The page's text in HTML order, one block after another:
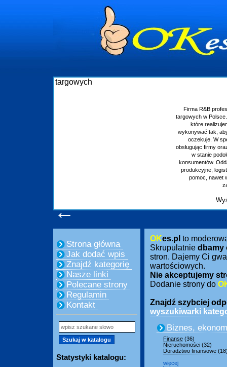
Budowa stoisk targowych
←
Strona główna
Jak dodać wpis
Znajdź kategorię
Nasze linki
Polecane strony
Regulamin
Kontakt
Statystyki katalogu:
OKes.pl to
Skrupulatnie dbamy
stron. Dajemy Ci
wartościowych.
Nie akceptujemy
Dodanie strony do
Znajdź szybciej
wyszukiwarki
Biznes,
Finanse (36)
Nieruchomości (32)
Doradztwo finansowe
więcej